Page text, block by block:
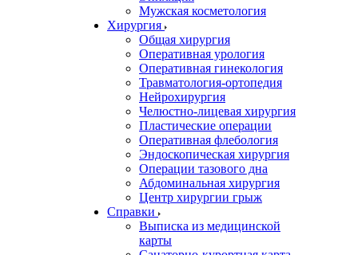
Мужская косметология
Хирургия
Общая хирургия
Оперативная урология
Оперативная гинекология
Травматология-ортопедия
Нейрохирургия
Челюстно-лицевая хирургия
Пластические операции
Оперативная флебология
Эндоскопическая хирургия
Операции тазового дна
Абдоминальная хирургия
Центр хирургии грыж
Справки
Выписка из медицинской
карты